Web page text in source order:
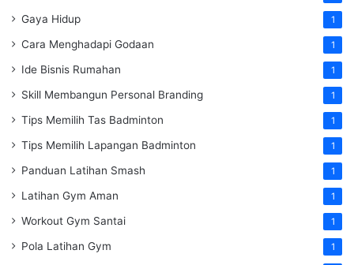
Gaya Hidup 1
Cara Menghadapi Godaan 1
Ide Bisnis Rumahan 1
Skill Membangun Personal Branding 1
Tips Memilih Tas Badminton 1
Tips Memilih Lapangan Badminton 1
Panduan Latihan Smash 1
Latihan Gym Aman 1
Workout Gym Santai 1
Pola Latihan Gym 1